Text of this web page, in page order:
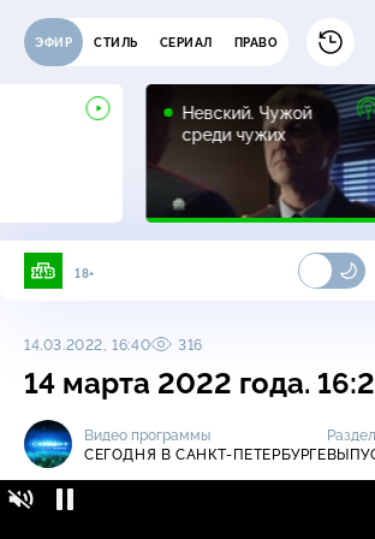
ЭФИР СТИЛЬ СЕРИАЛ ПРАВО
Невский. Чужой
среди чужих
16+
18+
14.03.2022, 16:40 316
14 марта 2022 года.
Видео программы
СЕГОДНЯ В САНКТ-ПЕТЕРБУРГЕ
Раздел